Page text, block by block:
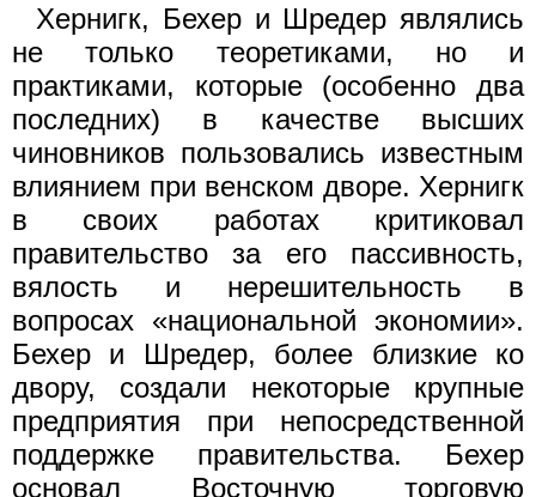
Хернигк, Бехер и Шредер являлись
не только теоретиками, но и
практиками, которые (особенно два
последних) в качестве высших
чиновников пользовались известным
влиянием при венском дворе. Хернигк
в своих работах критиковал
правительство за его пассивность,
вялость и нерешительность в
вопросах «национальной экономии».
Бехер и Шредер, более близкие ко
двору, создали некоторые крупные
предприятия при непосредственной
поддержке правительства. Бехер
основал Восточную торговую